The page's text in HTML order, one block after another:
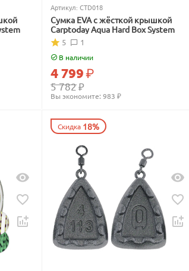
Артикул: CTD018
Сумка EVA с жёсткой крышкой
Carptoday Aqua Hard Box System
1
5
В наличии
5 782₽
4 799₽
Вы экономите: 983 ₽
Скидка 18%